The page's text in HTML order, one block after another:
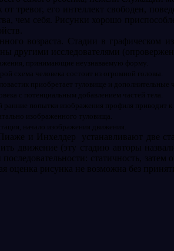
от тревог, его интеллект свободен,
чем себя. Рисунки хорошо
возраста. Стадии в графическом
другими исследователями
принимающие неузнаваемую форму.
схема человека состоит из огромной головы.
приобретает туловище и дополнительные
с потенциальным добавлением частей тела.
ранние попытки изображения профиля
изображенного туловища.
начало изображения движения.
и Инхелдер
устанавливают две
движение (эту стадию авторы
статичность,
оценка рисунка не возможна без